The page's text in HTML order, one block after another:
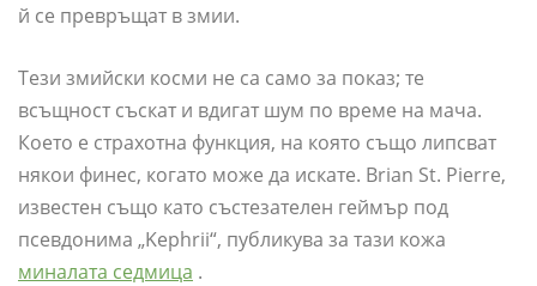
й се превръщат в змии.
Тези змийски косми не са само за показ; те
всъщност съскат и вдигат шум по време на мача.
Което е страхотна функция, на която също липсват
някои финес, когато може да искате. Brian St. Pierre,
известен също като състезателен геймър под
псевдонима „Kephrii“, публикува за тази кожа
миналата седмица .